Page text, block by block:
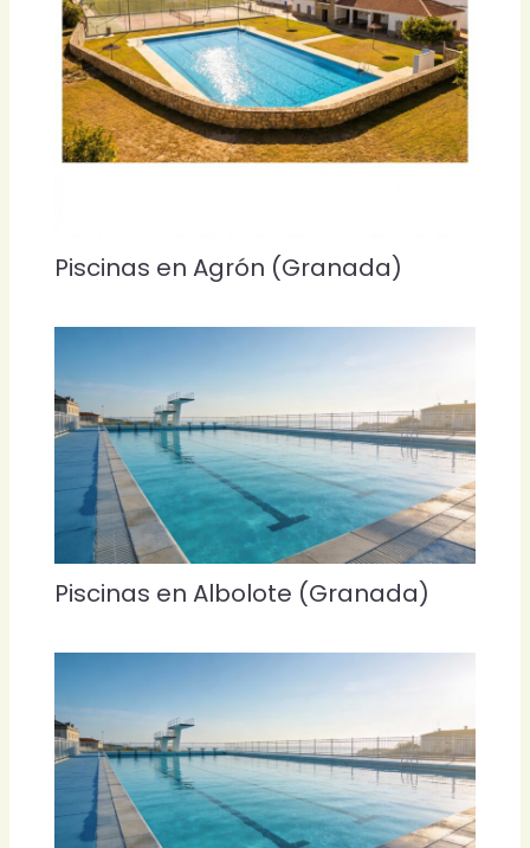
Piscinas en Agrón (Granada)
Piscinas en Albolote (Granada)